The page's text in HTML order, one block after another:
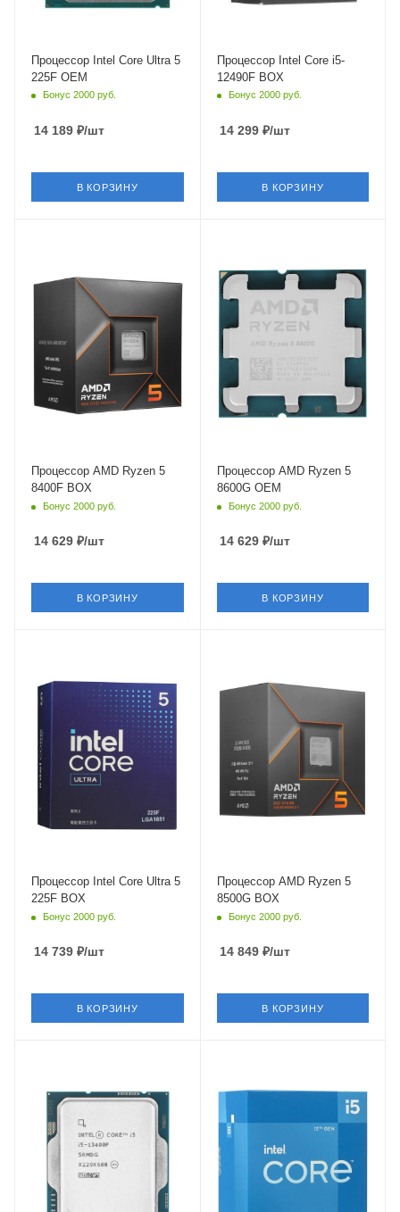
PCIe 5.0
Процессор Intel Core Ultra 5
225F OEM
Бонус 2000 руб.
14 189 ₽/шт
В КОРЗИНУ
PCIe 5.0
Процессор Intel Core i5-
12490F BOX
Бонус 2000 руб.
14 299₽/шт
В КОРЗИНУ
Ядро
AMD Phoenix
Максимальная частота в
турбо режиме
4.7 ГГц
Встроенный контроллер
PCI Express
PCIe 4.0
Процессор AMD Ryzen 5
8400F BOX
Бонус 2000 руб.
14 629 ₽/шт
В КОРЗИНУ
Ядро
AMD Phoenix
Максимальная частота в
турбо режиме
5 ГГц
Встроенный контроллер
PCI Express
PCIe 4.0
Процессор AMD Ryzen 5
8600G OEM
Бонус 2000 руб.
14 629₽/шт
В КОРЗИНУ
Ядро
Intel Arrow Lake-S
Максимальная частота в
турбо режиме
4.9 ГГц
PCI Express
PCIe 5.0
Процессор Intel Core Ultra 5
225F BOX
Бонус 2000 руб.
14 739 ₽/шт
В КОРЗИНУ
Ядро
AMD Phoenix
Максимальная частота в
турбо режиме
5 ГГц
Встроенный контроллер
PCI Express
Процессор AMD Ryzen 5
8500G BOX
Бонус 2000 руб.
14 849₽/шт
В КОРЗИНУ
Ядро
Intel Raptor Lake-S
Максимальная частота в
турбо режиме
4.6 ГГц
Встроенный контроллер
Intel Alder Lake-S
Максимальная частота в
турбо режиме
4.4 ГГц